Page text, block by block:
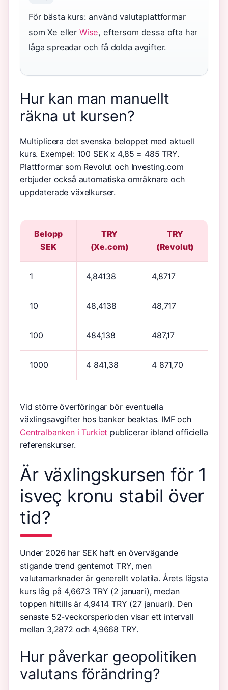
För bästa kurs: använd valutaplattformar
som Xe eller Wise, eftersom dessa ofta har
låga spreadar och få dolda avgifter.
Hur kan man manuellt
räkna ut kursen?
Multiplicera det svenska beloppet med aktuell
kurs. Exempel: 100 SEK x 4,85 = 485 TRY.
Plattformar som Revolut och Investing.com
erbjuder också automatiska omräknare och
uppdaterade växelkurser.
Belopp
SEK
TRY
(Xe.com)
TRY
(Revolut)
1 4,84138 4,8717
10 48,4138 48,717
100 484,138 487,17
1000 4 841,38 4 871,70
Vid större överföringar bör eventuella
växlingsavgifter hos banker beaktas. IMF och
Centralbanken i Turkiet publicerar ibland officiella
referenskurser.
Är växlingskursen för 1
isveç kronu stabil över
tid?
Under 2026 har SEK haft en övervägande
stigande trend gentemot TRY, men
valutamarknader är generellt volatila. Årets lägsta
kurs låg på 4,6673 TRY (2 januari), medan
toppen hittills är 4,9414 TRY (27 januari). Den
senaste 52-veckorsperioden visar ett intervall
mellan 3,2872 och 4,9668 TRY.
Hur påverkar geopolitiken
valutans förändring?